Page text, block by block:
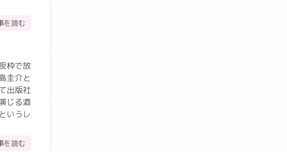
を読む
枠で放
圭介と
出版社
じる酒
いうレ
を読む